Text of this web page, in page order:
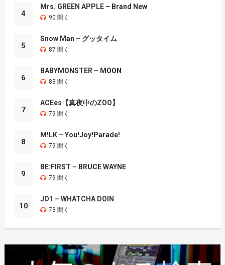
4
Mrs. GREEN APPLE – Brand New
90 聞く
5
Snow Man – グッタイム
87 聞く
6
BABYMONSTER – MOON
83 聞く
7
ACEes【真夜中のZOO】
79 聞く
8
M!LK – You!Joy!Parade!
79 聞く
9
BE:FIRST – BRUCE WAYNE
79 聞く
10
JO1 – WHATCHA DOIN
73 聞く